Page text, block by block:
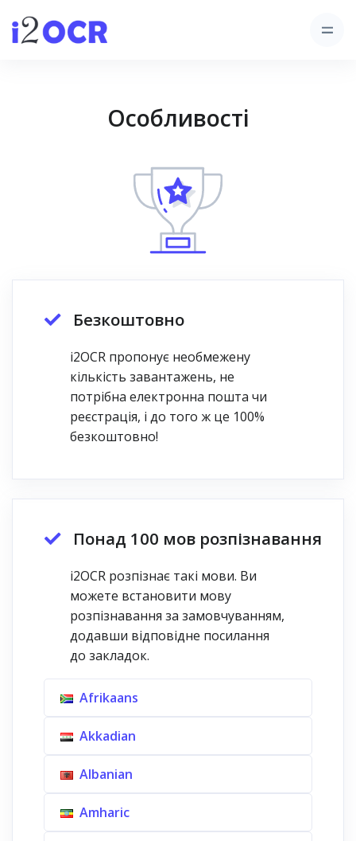
Особливості
Безкоштовно
i2OCR пропонує необмежену
кількість завантажень, не
потрібна електронна пошта чи
реєстрація, і до того ж це 100%
безкоштовно!
Понад 100 мов розпізнавання
i2OCR розпізнає такі мови. Ви
можете встановити мову
розпізнавання за замовчуванням,
додавши відповідне посилання
до закладок.
Afrikaans
Akkadian
Albanian
Amharic